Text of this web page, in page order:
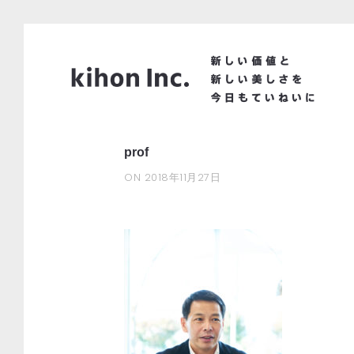
prof
ON 2018年11月27日